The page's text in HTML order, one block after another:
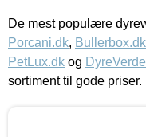
De mest populære
Porcani.dk, Bullerbox.dk
PetLux.dk og
sortiment til gode priser.